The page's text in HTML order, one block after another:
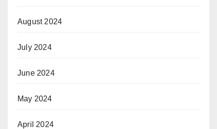
August 2024
July 2024
June 2024
May 2024
April 2024